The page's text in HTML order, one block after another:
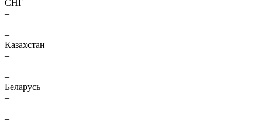
СНГ
–
–
–
Казахстан
–
–
–
Беларусь
–
–
–